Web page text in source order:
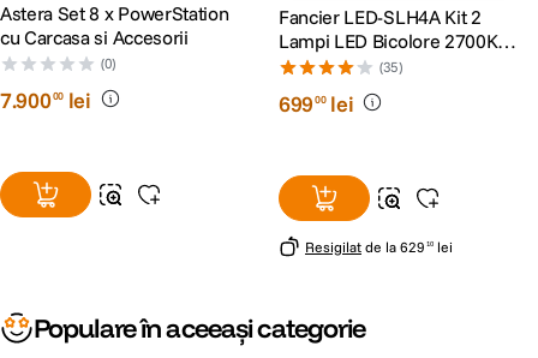
Astera Set 8 x PowerStation
cu Carcasa si Accesorii
(0)
7.90000 lei
Fancier LED-SLH4A Kit 2
Lampi LED Bicolore 2700K-
5500K + 2 Softboxuri + 2
Stative
(35)
69900 lei
Resigilat de la 629 10 lei
Populare în aceeași categorie